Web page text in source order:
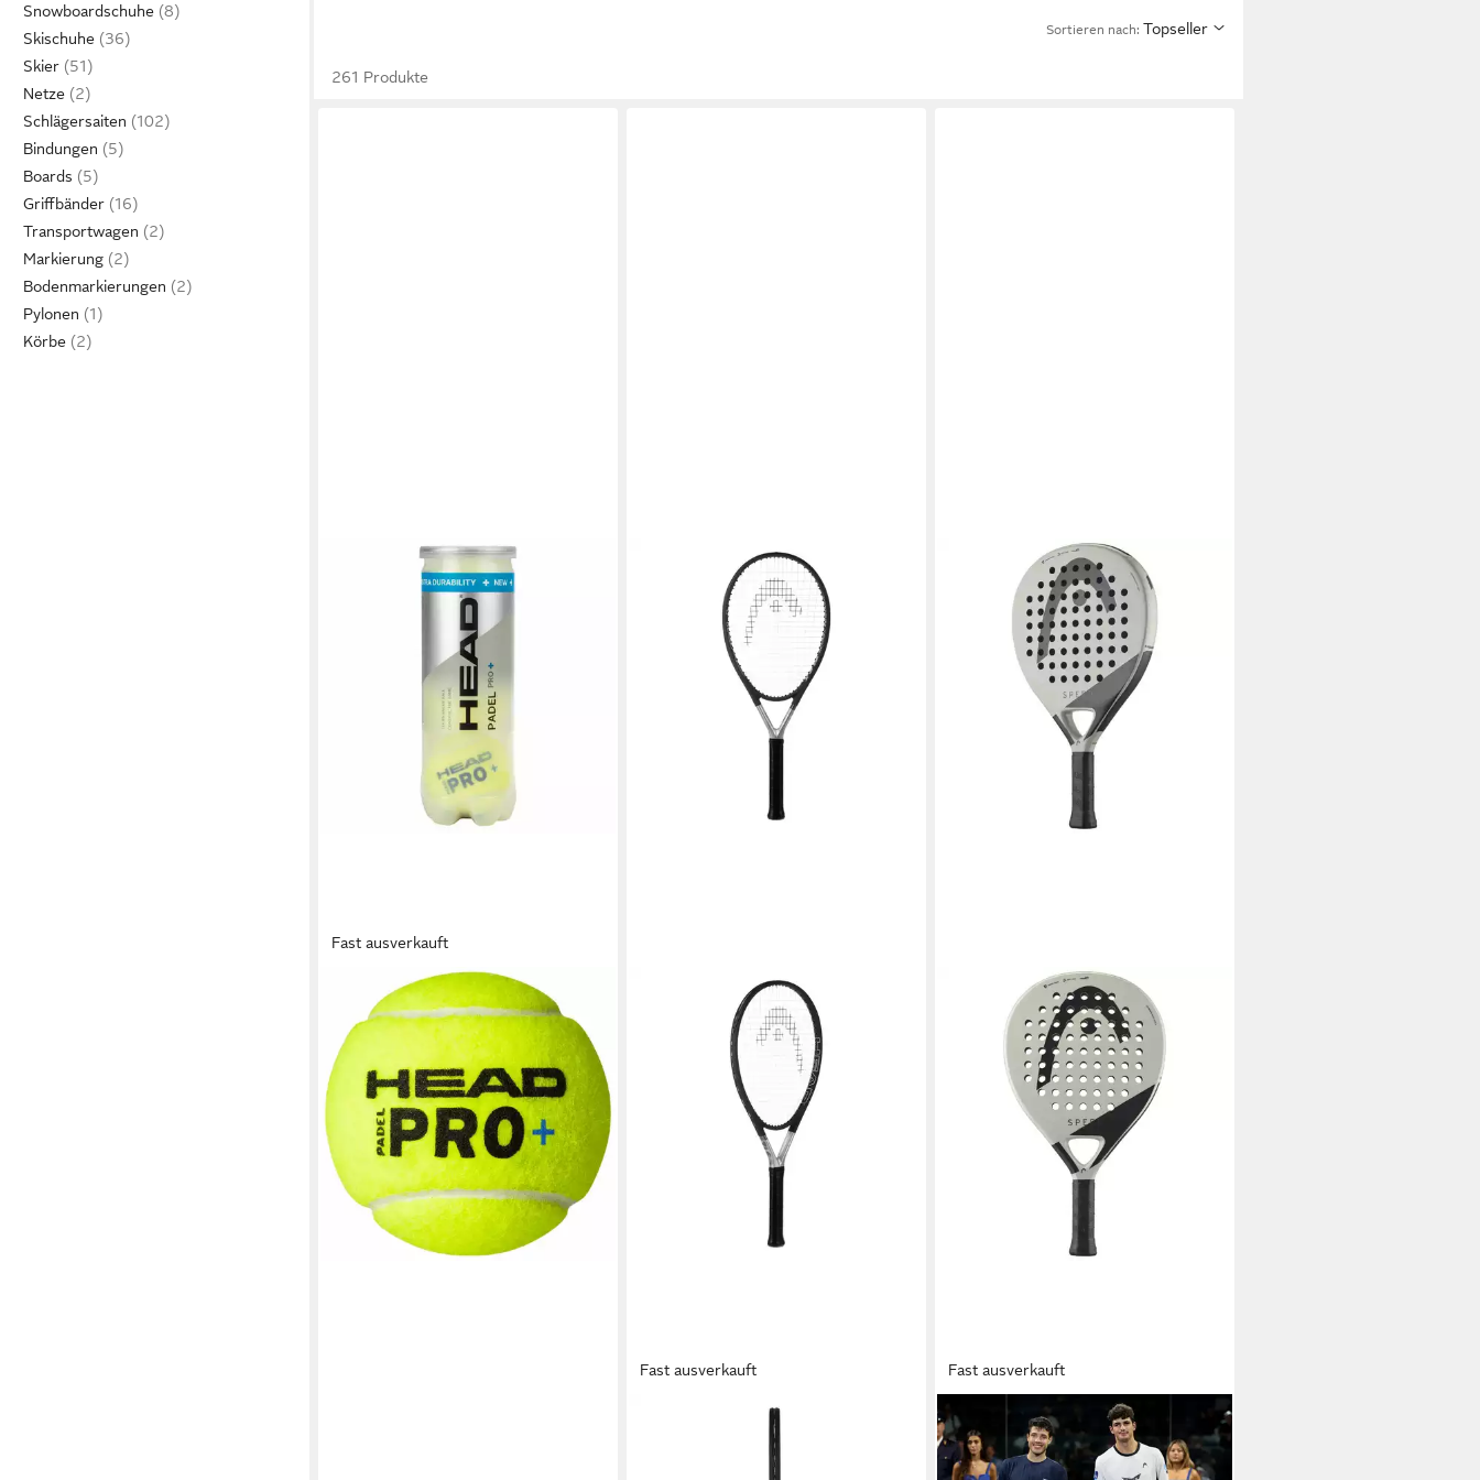
Snowboardschuhe
Skischuhe
Skier
Netze
Schlägersaiten
Bindungen
Boards
Griffbänder
Transportwagen
Markierung
Bodenmarkierungen
Pylonen
Körbe
Sortieren nach: Topseller
261 Produkte
Fast ausverkauft
Padelschläger 3er Dose HEAD PADEL
PRO+ Bälle
6,99 €
(2,33 €/ 1 Stk)
in 2-3 Werktagen bei dir
Fast ausverkauft
Tennisschläger Ti S6 -
Komfortschläger besaitet - schwarz
Fast ausverkauft
HEAD
Padelschläger Padelschläger Head
Evo Speed 2025 WPT